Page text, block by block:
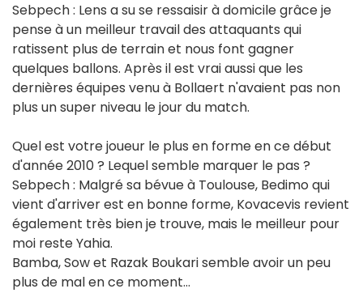
Sebpech : Lens a su se ressaisir à domicile grâce je
pense à un meilleur travail des attaquants qui
ratissent plus de terrain et nous font gagner
quelques ballons. Après il est vrai aussi que les
dernières équipes venu à Bollaert n'avaient pas non
plus un super niveau le jour du match.
Quel est votre joueur le plus en forme en ce début
d'année 2010 ? Lequel semble marquer le pas ?
Sebpech : Malgré sa bévue à Toulouse, Bedimo qui
vient d'arriver est en bonne forme, Kovacevis revient
également très bien je trouve, mais le meilleur pour
moi reste Yahia.
Bamba, Sow et Razak Boukari semble avoir un peu
plus de mal en ce moment...